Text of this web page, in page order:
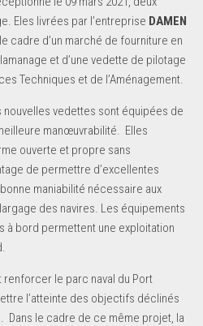
Eles livrées par l’entreprise DAMEN
cadre d’un marché de fourniture en
et d’une vedette de pilotage
Techniques et de l’Aménagement.
nouvelles vedettes sont équipées de
manœuvrabilité. Elles
ouverte et propre sans
de permettre d’excellentes
maniabilité nécessaire aux
des navires. Les équipements
à bord permettent une exploitation
le parc naval du Port
l’atteinte des objectifs déclinés
Dans le cadre de ce même projet, la